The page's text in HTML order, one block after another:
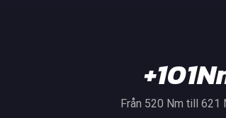
Från 520 Nm till 621